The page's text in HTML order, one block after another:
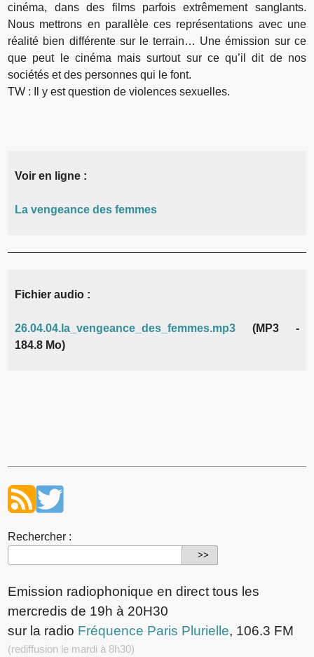
cinéma, dans des films parfois extrêmement sanglants.
Nous mettrons en parallèle ces représentations avec une
réalité bien différente sur le terrain… Une émission sur ce
que peut le cinéma mais surtout sur ce qu’il dit de nos
sociétés et des personnes qui le font.
TW : Il y est question de violences sexuelles.
Voir en ligne :
La vengeance des femmes
Fichier audio :
26.04.04.la_vengeance_des_femmes.mp3 (MP3 -
184.8 Mo)
Rechercher :
Emission radiophonique en direct tous les
mercredis de 19h à 20H30
sur la radio Fréquence Paris Plurielle, 106.3 FM
(rediffusion le mardi à 8h30)